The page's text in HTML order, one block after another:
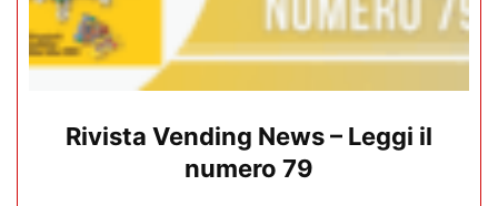
Rivista Vending News – Leggi il
numero 79